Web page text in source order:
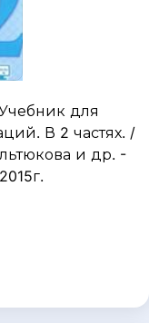
для
В 2 частях. /
и др. -